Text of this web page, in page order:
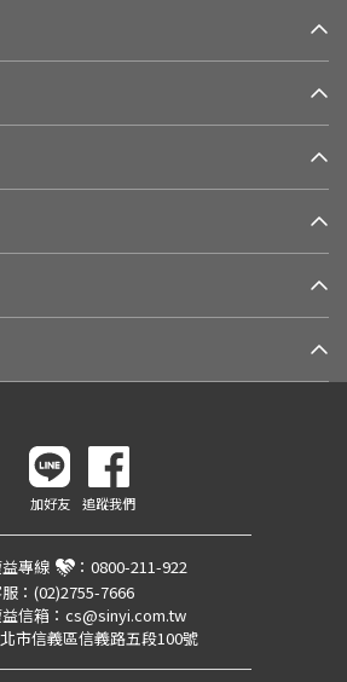
加好友 追蹤我們
專線 ： 0800-211-922
： (02)2755-7666
信箱： cs@sinyi.com.tw
市信義區信義路五段100號